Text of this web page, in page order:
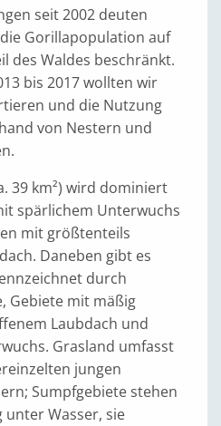
seit 2002 deuten
Gorillapopulation auf
des Waldes beschränkt.
bis 2017 wollten wir
und die Nutzung
von Nestern und
39 km²) wird dominiert
spärlichem Unterwuchs
mit größtenteils
Daneben gibt es
durch
Gebiete mit mäßig
Laubdach und
Grasland umfasst
jungen
Sumpfgebiete stehen
Wasser, sie